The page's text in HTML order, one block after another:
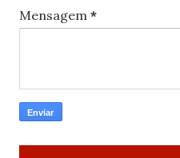
Mensagem *